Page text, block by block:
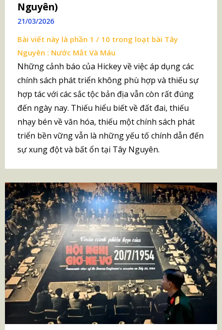
Nguyên)
21/03/2026
Bài viết này là phần 1 / 10 trong loạt bài Tây
Nguyên : Nước Mắt Và Máu
Những cảnh báo của Hickey về việc áp dụng các
chính sách phát triển không phù hợp và thiếu sự
hợp tác với các sắc tộc bản địa vẫn còn rất đúng
đến ngày nay. Thiếu hiểu biết về đất đai, thiếu
nhạy bén về văn hóa, thiếu một chính sách phát
triển bền vững vẫn là những yếu tố chính dẫn đến
sự xung đột và bất ổn tại Tây Nguyên.